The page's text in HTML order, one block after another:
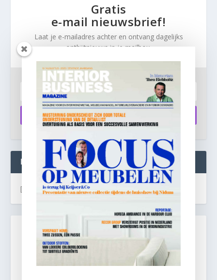
Gratis
e-mail nieuwsbrief!
Laat je e-mailadres achter en ontvang dagelijks
ontbijtnieuws in je mailbox.
Aanmelden
INTERIOR BUSINESS LIVE:
[instagram-feed]